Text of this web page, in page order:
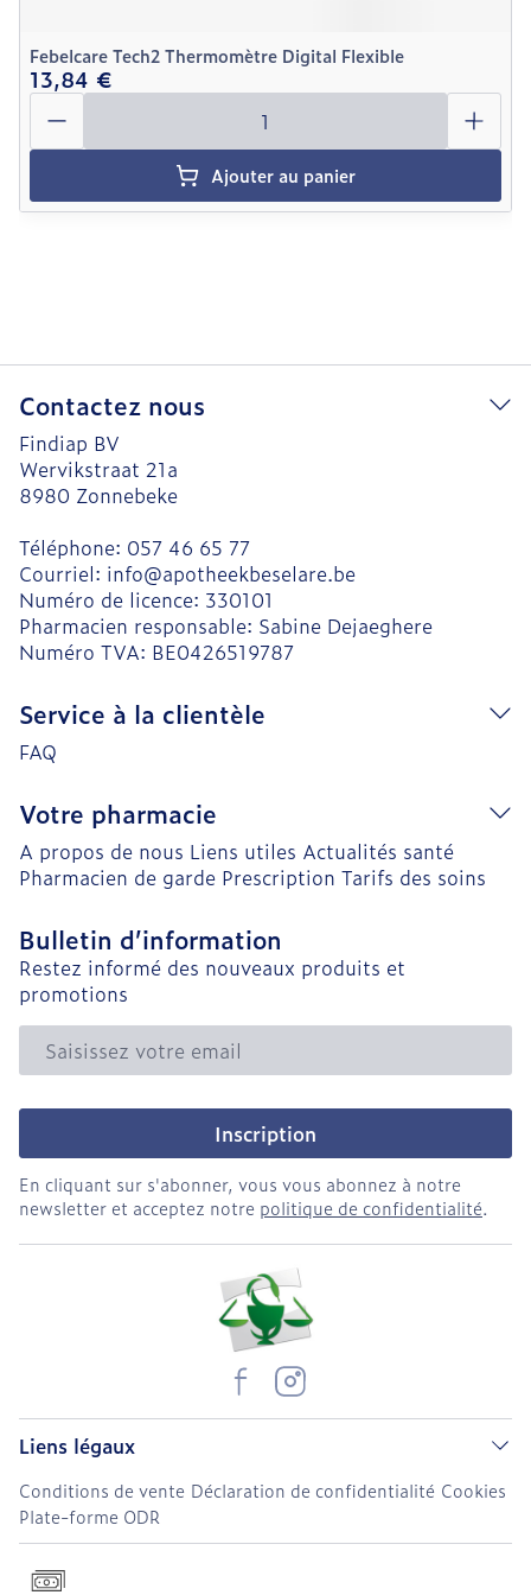
Febelcare Tech2 Thermomètre Digital Flexible
13,84 €
Quantité
Ajouter au panier
Contactez nous
Findiap BV
Wervikstraat 21a
8980 Zonnebeke
Téléphone: 057 46 65 77
Courriel: info@apotheekbeselare.be
Numéro de licence: 330101
Pharmacien responsable: Sabine Dejaeghere
Numéro TVA: BE0426519787
Service à la clientèle
FAQ
Votre pharmacie
A propos de nous Liens utiles Actualités santé
Pharmacien de garde Prescription Tarifs des soins
Bulletin d’information
Restez informé des nouveaux produits et
promotions
Adresse mail
Inscription
En cliquant sur s'abonner, vous vous abonnez à notre
newsletter et acceptez notre politique de confidentialité.
Liens légaux
Conditions de vente Déclaration de confidentialité Cookies
Plate-forme ODR